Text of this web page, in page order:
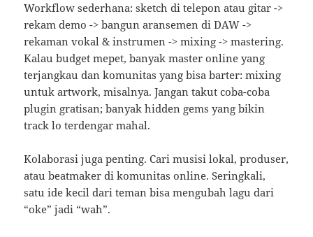
Workflow sederhana: sketch di telepon atau gitar ->
rekam demo -> bangun aransemen di DAW ->
rekaman vokal & instrumen -> mixing -> mastering.
Kalau budget mepet, banyak master online yang
terjangkau dan komunitas yang bisa barter: mixing
untuk artwork, misalnya. Jangan takut coba-coba
plugin gratisan; banyak hidden gems yang bikin
track lo terdengar mahal.
Kolaborasi juga penting. Cari musisi lokal, produser,
atau beatmaker di komunitas online. Seringkali,
satu ide kecil dari teman bisa mengubah lagu dari
“oke” jadi “wah”.